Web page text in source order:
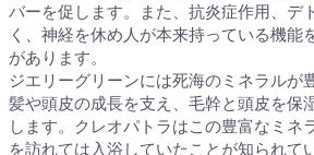
バーを促します。また、抗炎症作用、デ
く、神経を休め人が本来持っている機能
があります。
ジエリーグリーンには死海のミネラルが
髪や頭皮の成長を支え、毛幹と頭皮を保
します。クレオパトラはこの豊富なミネ
を訪れては入浴していたことが知られて